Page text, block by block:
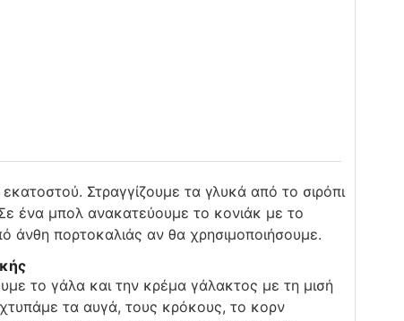
Στραγγίζουμε τα γλυκά από το σιρόπι
ένα μπολ ανακατεύουμε το κονιάκ με το
άνθη πορτοκαλιάς αν θα χρησιμοποιήσουμε.
το γάλα και την κρέμα γάλακτος με τη μισή
τα αυγά, τους κρόκους, το κορν